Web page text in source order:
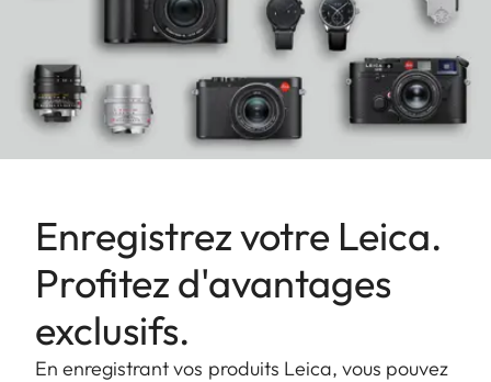
Enregistrez votre Leica.
Profitez d'avantages
exclusifs.
En enregistrant vos produits Leica, vous pouvez